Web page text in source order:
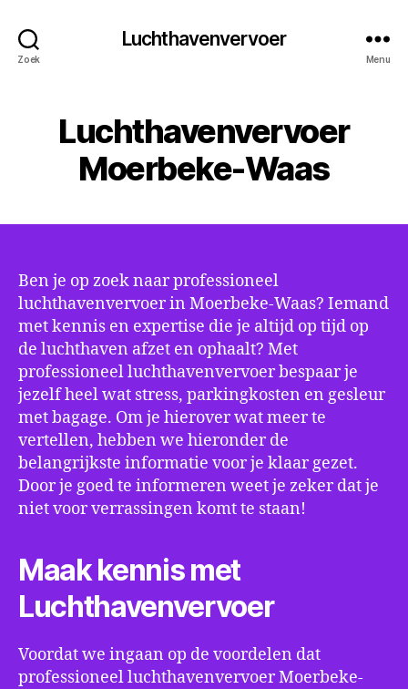
Zoek
Luchthavenvervoer
Menu
Luchthavenvervoer
Moerbeke-Waas
Ben je op zoek naar professioneel
luchthavenvervoer in Moerbeke-Waas? Iemand
met kennis en expertise die je altijd op tijd op
de luchthaven afzet en ophaalt? Met
professioneel luchthavenvervoer bespaar je
jezelf heel wat stress, parkingkosten en gesleur
met bagage. Om je hierover wat meer te
vertellen, hebben we hieronder de
belangrijkste informatie voor je klaar gezet.
Door je goed te informeren weet je zeker dat je
niet voor verrassingen komt te staan!
Maak kennis met
Luchthavenvervoer
Voordat we ingaan op de voordelen dat
professioneel luchthavenvervoer Moerbeke-